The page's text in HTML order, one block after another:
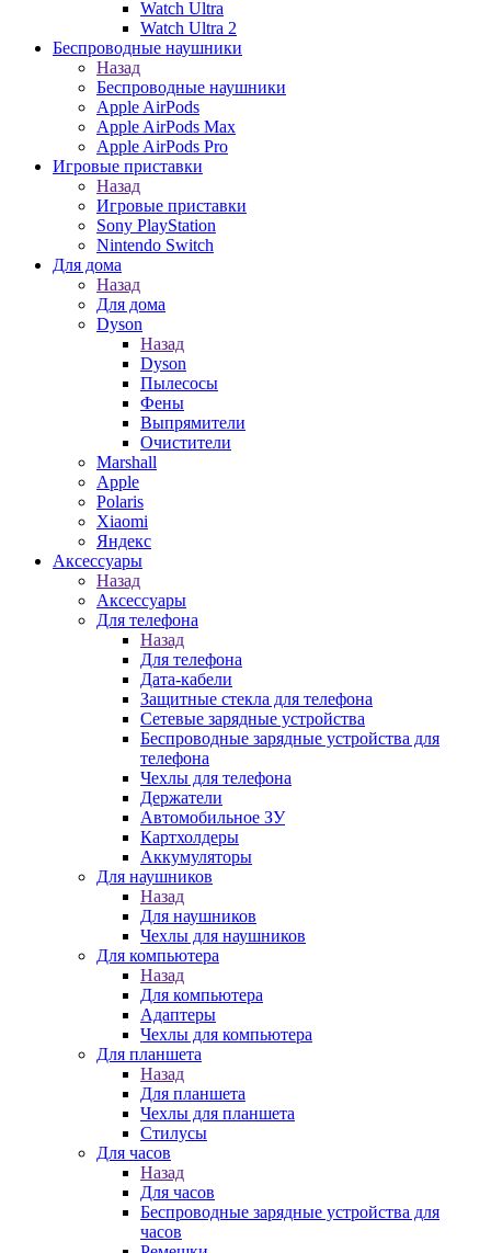
Watch Ultra
Watch Ultra 2
Беспроводные наушники
Назад
Беспроводные наушники
Apple AirPods
Apple AirPods Max
Apple AirPods Pro
Игровые приставки
Назад
Игровые приставки
Sony PlayStation
Nintendo Switch
Для дома
Назад
Для дома
Dyson
Назад
Dyson
Пылесосы
Фены
Выпрямители
Очистители
Marshall
Apple
Polaris
Xiaomi
Яндекс
Аксессуары
Назад
Аксессуары
Для телефона
Назад
Для телефона
Дата-кабели
Защитные стекла для телефона
Сетевые зарядные устройства
Беспроводные зарядные устройства для
телефона
Чехлы для телефона
Держатели
Автомобильное ЗУ
Картхолдеры
Аккумуляторы
Для наушников
Назад
Для наушников
Чехлы для наушников
Для компьютера
Назад
Для компьютера
Адаптеры
Чехлы для компьютера
Для планшета
Назад
Для планшета
Чехлы для планшета
Стилусы
Для часов
Назад
Для часов
Беспроводные зарядные устройства для
часов